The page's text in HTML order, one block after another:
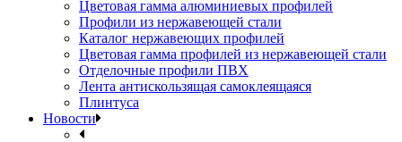
Цветовая гамма алюминиевых профилей
Профили из нержавеющей стали
Каталог нержавеющих профилей
Цветовая гамма профилей из нержавеющей стали
Отделочные профили ПВХ
Лента антискользящая самоклеящаяся
Плинтуса
Новости